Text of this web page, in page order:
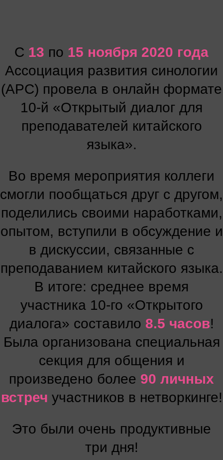
С 13 по 15 ноября 2020 года
Ассоциация развития синологии
(АРС) провела в онлайн формате
10-й «Открытый диалог для
преподавателей китайского
языка».
Во время мероприятия коллеги
смогли пообщаться друг с другом,
поделились своими наработками,
опытом, вступили в обсуждение и
в дискуссии, связанные с
преподаванием китайского языка.
В итоге: среднее время
участника 10-го «Открытого
диалога» составило 8.5 часов!
Была организована специальная
секция для общения и
произведено более 90 личных
встреч участников в нетворкинге!
Это были очень продуктивные
три дня!